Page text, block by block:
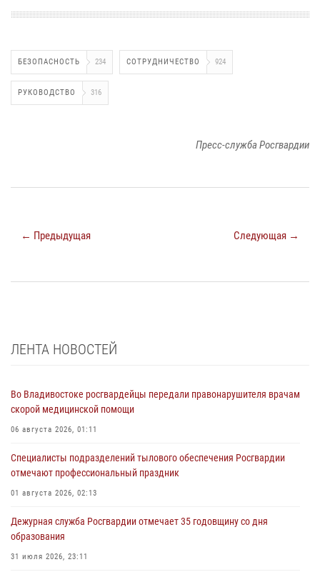
БЕЗОПАСНОСТЬ 234 СОТРУДНИЧЕСТВО 924
РУКОВОДСТВО 316
Пресс-служба Росгвардии
← Предыдущая Следующая →
ЛЕНТА НОВОСТЕЙ
Во Владивостоке росгвардейцы передали правонарушителя врачам
скорой медицинской помощи
06 августа 2026, 01:11
Специалисты подразделений тылового обеспечения Росгвардии
отмечают профессиональный праздник
01 августа 2026, 02:13
Дежурная служба Росгвардии отмечает 35 годовщину со дня
образования
31 июля 2026, 23:11